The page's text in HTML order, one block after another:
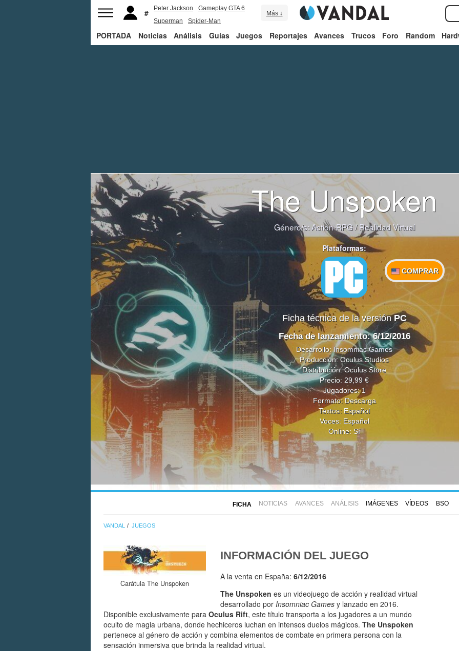
Peter Jackson
Gameplay GTA 6
Superman
Spider-Man
Más ↓
PORTADA Noticias Análisis Guías Juegos Reportajes Avances Trucos Foro Random
The Unspoken
Género/s: Action-RPG/Realidad Virtual
Plataformas:
COMPRAR
Ficha técnica de la versiónPC
Fecha de lanzamiento: 6/12/2016
Desarrollo:Insomniac Games
Producción: Oculus Studios
Distribución: Oculus Store
Precio: 29,99 €
Jugadores: 1
Formato: Descarga
Textos: Español
Voces: Español
Online: Sí
FICHA NOTICIAS AVANCES ANÁLISIS IMÁGENES VÍDEOS BSO
VANDAL JUEGOS
Carátula The Unspoken
INFORMACIÓN DEL JUEGO
A la venta en España: 6/12/2016
The Unspoken es un videojuego de acción y realidad virtual
desarrollado por Insomniac Games y lanzado en 2016.
Disponible exclusivamente para Oculus Rift, este título transporta a los jugadores a un mundo
oculto de magia urbana, donde hechiceros luchan en intensos duelos mágicos. The Unspoken
pertenece al género de acción y combina elementos de combate en primera persona con la
sensación inmersiva que brinda la realidad virtual.